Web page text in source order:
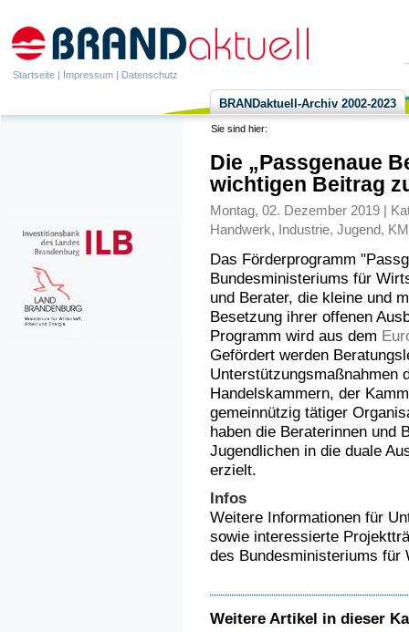
Startseite | Impressum | Datenschutz
BRANDaktuell-Archiv 2002-2023
Sie sind hier:
Die „Passgenaue
wichtigen Beitrag
Montag, 02. Dezember 2019 |
Handwerk, Industrie, Jugend,
Das Förderprogramm
Bundesministeriums für
und Berater, die kleine und
Besetzung ihrer offenen
Programm wird aus dem
Gefördert werden
Unterstützungsmaßnahmen
Handelskammern, der
gemeinnützig tätiger
haben die Beraterinnen und
Jugendlichen in die duale
erzielt.
Infos
Weitere Informationen für
sowie interessierte
des Bundesministeriums
Weitere Artikel in dieser